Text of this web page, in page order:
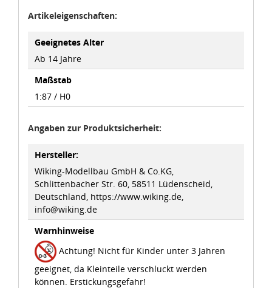
idee+spiel Betriebs-GmbH
Artikeleigenschaften:
Geeignetes Alter
Ab 14 Jahre
Maßstab
1:87 / H0
Angaben zur Produktsicherheit:
Hersteller:
Wiking-Modellbau GmbH & Co.KG,
Schlittenbacher Str. 60, 58511 Lüdenscheid,
Deutschland, https://www.wiking.de,
info@wiking.de
Warnhinweise
Achtung! Nicht für Kinder unter 3 Jahren
geeignet, da Kleinteile verschluckt werden
können. Erstickungsgefahr!